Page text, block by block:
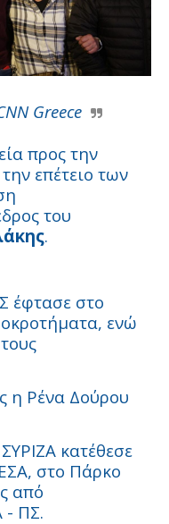
Greece
προς την
επέτειο των
του
.
έφτασε στο
ενώ
η Ρένα Δούρου
κατέθεσε
στο Πάρκο
από
- ΠΣ.